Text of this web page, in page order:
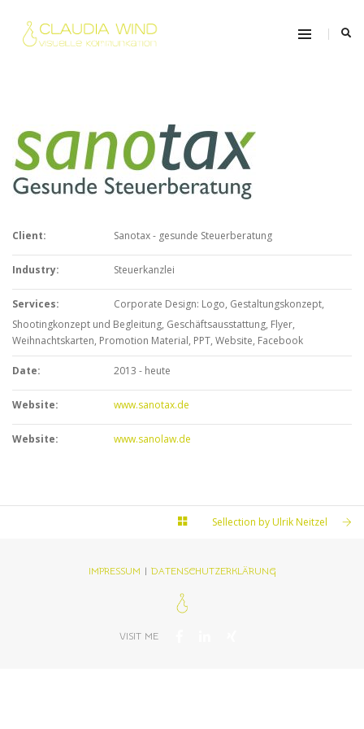
Client: Sanotax - gesunde Steuerberatung
Industry: Steuerkanzlei
Services:
Corporate Design: Logo, Gestaltungskonzept,
Shootingkonzept und Begleitung, Geschäftsausstattung, Flyer,
Weihnachtskarten, Promotion Material, PPT, Website, Facebook
Date: 2013 - heute
Website: www.sanotax.de
Website: www.sanolaw.de
Sellection by Ulrik Neitzel
IMPRESSUM | DATENSCHUTZERKLÄRUNG
VISIT ME